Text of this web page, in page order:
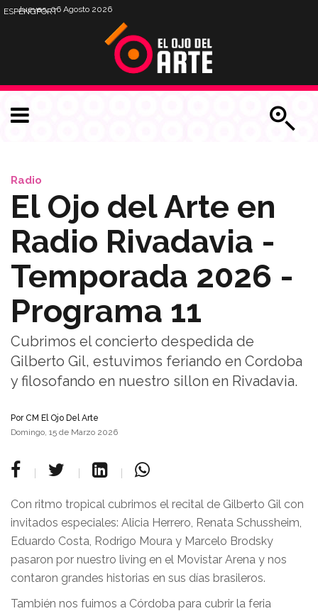
Jueves, 06 Agosto 2026
ESPENGPORT
Radio
El Ojo del Arte en
Radio Rivadavia -
Temporada 2026 -
Programa 11
Cubrimos el concierto despedida de
Gilberto Gil, estuvimos feriando en Cordoba
y filosofando en nuestro sillon en Rivadavia.
PorCM El Ojo Del Arte
Domingo, 15 de Marzo 2026
Con ritmo tropical cubrimos el recital de Gilberto Gil con
invitados especiales: Alicia Herrero, Renata Schussheim,
Eduardo Costa, Rodrigo Moura y Marcelo Brodsky
pasaron por nuestro living en el Movistar Arena y nos
contaron grandes historias en sus días brasileros.
También nos fuimos a Córdoba para cubrir la feria